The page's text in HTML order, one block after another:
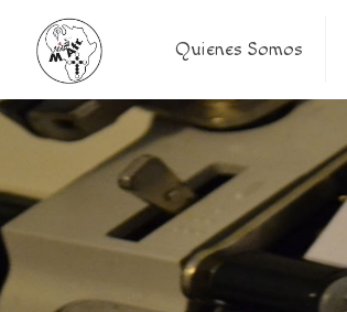
Quienes Somos